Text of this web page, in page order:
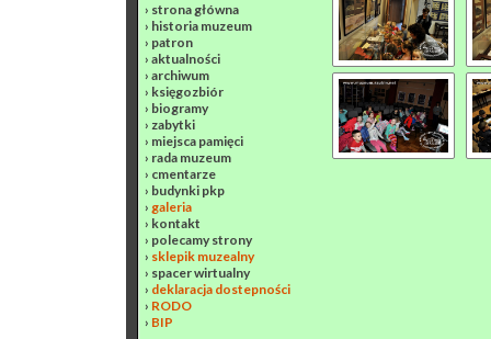
› strona główna
› historia muzeum
› patron
› aktualności
› archiwum
› księgozbiór
› biogramy
› zabytki
› miejsca pamięci
› rada muzeum
› cmentarze
› budynki pkp
› galeria
› kontakt
› polecamy strony
› sklepik muzealny
› spacer wirtualny
› deklaracja dostepności
› RODO
› BIP